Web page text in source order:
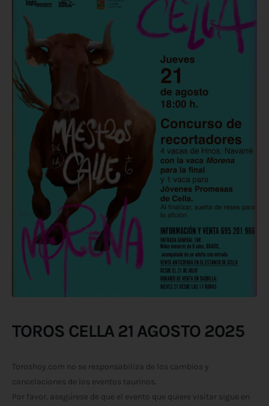
TOROS CELLA 21 AGOSTO 2025
Toroshoy.com no se responsabiliza de los cambios y
cancelaciones de los eventos taurinos.
Por favor, asegúrese de que el evento que quiere visitar sigue en